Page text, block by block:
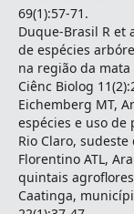
69(1):57-71.
Duque-Brasil R et
de espécies
na região da
Ciênc Biolog
Eichemberg MT,
espécies e uso
Rio Claro, sudeste
Florentino ATL,
quintais
Caatinga,